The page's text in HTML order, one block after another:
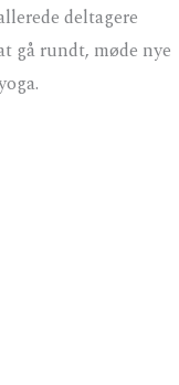
deltagere
gå rundt, møde nye